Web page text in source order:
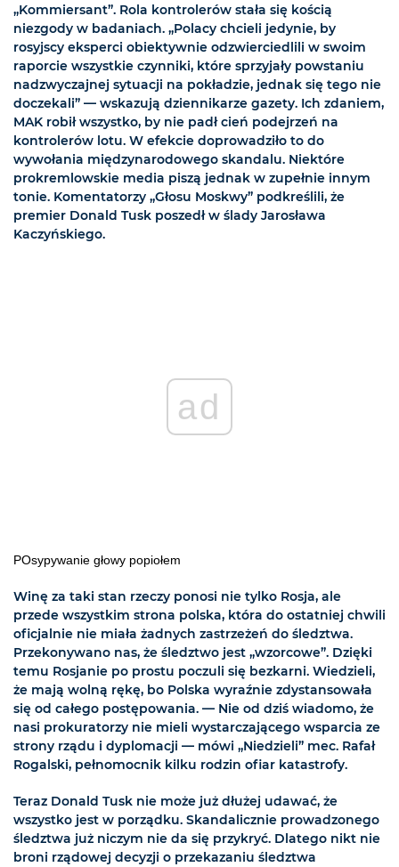
„Kommiersant”. Rola kontrolerów stała się kością
niezgody w badaniach. „Polacy chcieli jedynie, by
rosyjscy eksperci obiektywnie odzwierciedlili w swoim
raporcie wszystkie czynniki, które sprzyjały powstaniu
nadzwyczajnej sytuacji na pokładzie, jednak się tego nie
doczekali” — wskazują dziennikarze gazety. Ich zdaniem,
MAK robił wszystko, by nie padł cień podejrzeń na
kontrolerów lotu. W efekcie doprowadziło to do
wywołania międzynarodowego skandalu. Niektóre
prokremlowskie media piszą jednak w zupełnie innym
tonie. Komentatorzy „Głosu Moskwy” podkreślili, że
premier Donald Tusk poszedł w ślady Jarosława
Kaczyńskiego.
ad
POsypywanie głowy popiołem
Winę za taki stan rzeczy ponosi nie tylko Rosja, ale
przede wszystkim strona polska, która do ostatniej chwili
oficjalnie nie miała żadnych zastrzeżeń do śledztwa.
Przekonywano nas, że śledztwo jest „wzorcowe”. Dzięki
temu Rosjanie po prostu poczuli się bezkarni. Wiedzieli,
że mają wolną rękę, bo Polska wyraźnie zdystansowała
się od całego postępowania. — Nie od dziś wiadomo, że
nasi prokuratorzy nie mieli wystarczającego wsparcia ze
strony rządu i dyplomacji — mówi „Niedzieli” mec. Rafał
Rogalski, pełnomocnik kilku rodzin ofiar katastrofy.
Teraz Donald Tusk nie może już dłużej udawać, że
wszystko jest w porządku. Skandalicznie prowadzonego
śledztwa już niczym nie da się przykryć. Dlatego nikt nie
broni rządowej decyzji o przekazaniu śledztwa